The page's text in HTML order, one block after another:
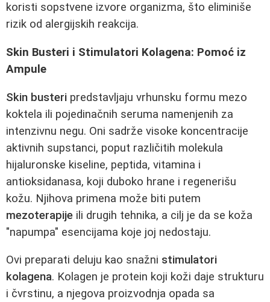
koristi sopstvene izvore organizma, što eliminiše
rizik od alergijskih reakcija.
Skin Busteri i Stimulatori Kolagena: Pomoć iz
Ampule
Skin busteri predstavljaju vrhunsku formu mezo
koktela ili pojedinačnih seruma namenjenih za
intenzivnu negu. Oni sadrže visoke koncentracije
aktivnih supstanci, poput različitih molekula
hijaluronske kiseline, peptida, vitamina i
antioksidanasa, koji duboko hrane i regenerišu
kožu. Njihova primena može biti putem
mezoterapije ili drugih tehnika, a cilj je da se koža
"napumpa" esencijama koje joj nedostaju.
Ovi preparati deluju kao snažni stimulatori
kolagena. Kolagen je protein koji koži daje strukturu
i čvrstinu, a njegova proizvodnja opada sa